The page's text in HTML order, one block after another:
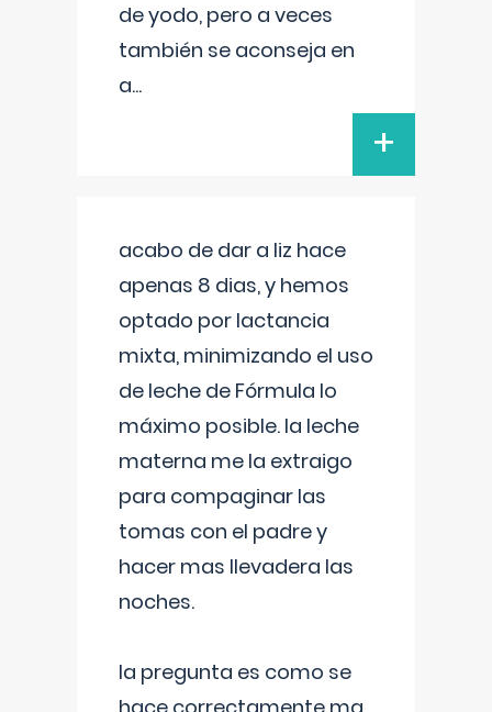
de yodo, pero a veces
también se aconseja en
a...
+
acabo de dar a liz hace
apenas 8 dias, y hemos
optado por lactancia
mixta, minimizando el uso
de leche de Fórmula lo
máximo posible. la leche
materna me la extraigo
para compaginar las
tomas con el padre y
hacer mas llevadera las
noches.
la pregunta es como se